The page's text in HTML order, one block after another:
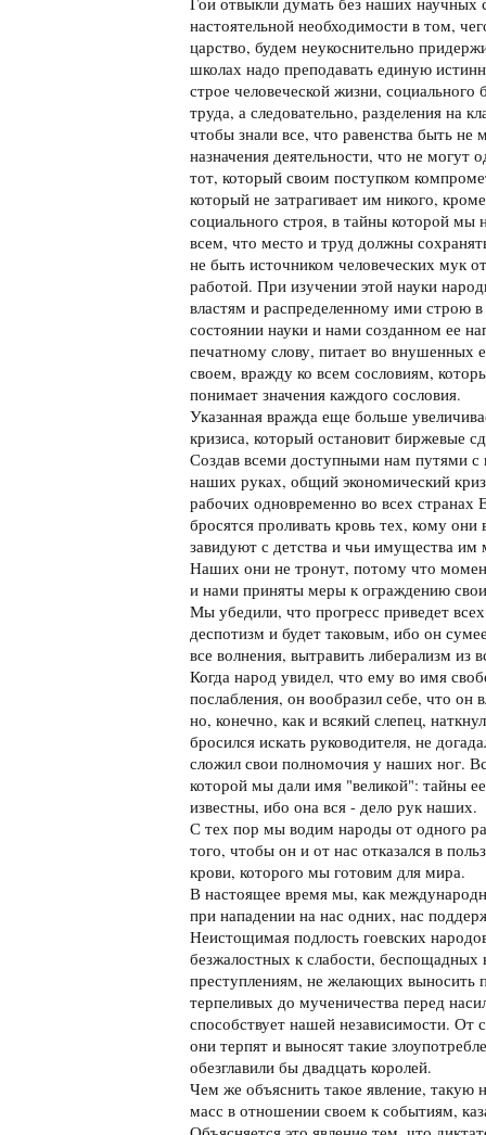
настоятельной необходимости в том,
царство, будем неукоснительно
школах надо преподавать единую
строе человеческой жизни,
труда, а следовательно, разделения на
чтобы знали все, что равенства быть не
назначения деятельности, что не могут
тот, который своим поступком
который не затрагивает им никого,
социального строя, в тайны которой мы
всем, что место и труд должны
не быть источником человеческих мук
работой. При изучении этой науки
властям и распределенному ими строю
состоянии науки и нами созданном ее
печатному слову, питает во внушенных
своем, вражду ко всем сословиям,
понимает значения каждого сословия.
Указанная вражда еще больше
кризиса, который остановит биржевые
Создав всеми доступными нам путями с
наших руках, общий экономический
рабочих одновременно во всех
бросятся проливать кровь тех, кому они
завидуют с детства и чьи имущества им
Наших они не тронут, потому что
и нами приняты меры к ограждению
Мы убедили, что прогресс приведет
деспотизм и будет таковым, ибо он
все волнения, вытравить либерализм из
Когда народ увидел, что ему во имя
послабления, он вообразил себе, что он
но, конечно, как и всякий слепец,
бросился искать руководителя, не
сложил свои полномочия у наших ног.
которой мы дали имя "великой": тайны
известны, ибо она вся - дело рук наших.
С тех пор мы водим народы от одного
того, чтобы он и от нас отказался в
крови, которого мы готовим для мира.
В настоящее время мы, как
при нападении на нас одних, нас
Неистощимая подлость гоевских
безжалостных к слабости, беспощадных
преступлениям, не желающих выносить
терпеливых до мученичества перед
способствует нашей независимости. От
они терпят и выносят такие
обезглавили бы двадцать королей.
Чем же объяснить такое явление, такую
масс в отношении своем к событиям,